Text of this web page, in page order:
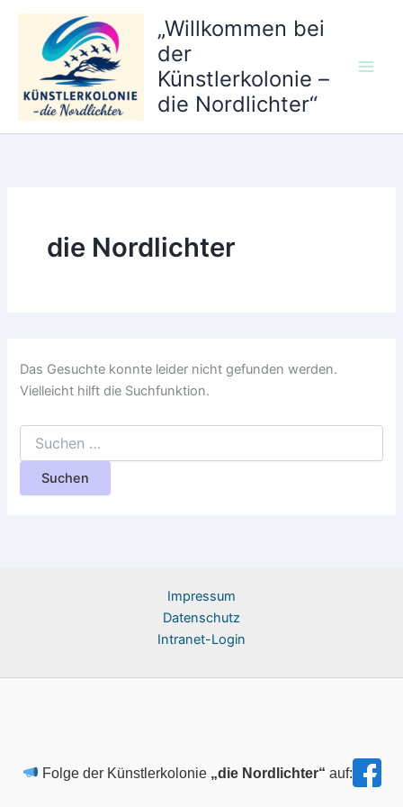
Zum
springen
„Willkommen bei
der
Künstlerkolonie –
die Nordlichter“
die Nordlichter
Das Gesuchte konnte leider nicht gefunden werden.
Vielleicht hilft die Suchfunktion.
nach:
Impressum​
Datenschutz
Intranet-Login
Folge der Künstlerkolonie „die Nordlichter“ auf: